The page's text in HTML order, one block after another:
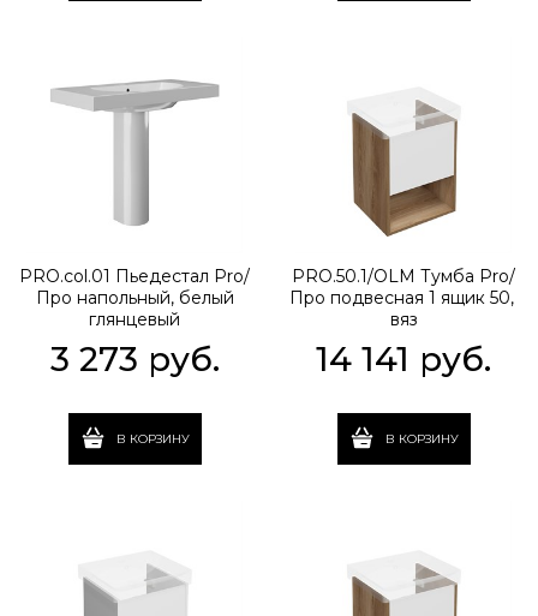
PRO.col.01 Пьедестал Pro/
Про напольный, белый
глянцевый
3 273 руб.
В КОРЗИНУ
PRO.50.1/OLM Тумба Pro/
Про подвесная 1 ящик 50,
вяз
14 141 руб.
В КОРЗИНУ